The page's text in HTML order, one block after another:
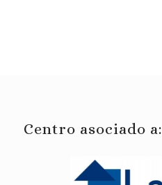
Centro asociado a: